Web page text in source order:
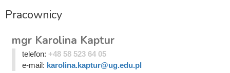
Pracownicy
mgr Karolina Kaptur
telefon: +48 58 523 64 05
e-mail: karolina.kaptur@ug.edu.pl